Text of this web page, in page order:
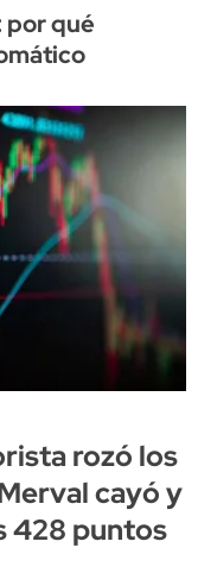
por qué
rozó los
cayó y
428 puntos